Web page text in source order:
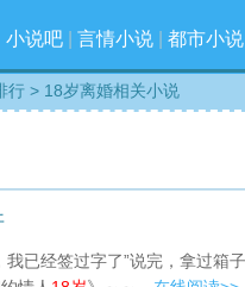
小说吧 言情小说 都市小说
行 > 18岁离婚相关小说
我已经签过字了”说完，拿过箱